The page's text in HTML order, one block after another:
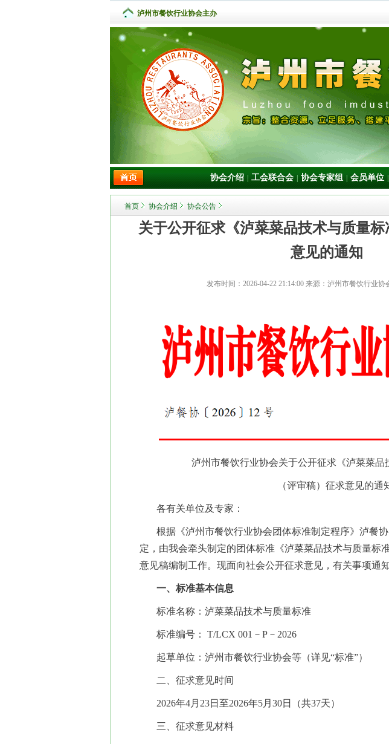
泸州市餐饮行业协会主办
协会介绍 工会联合会 协会专家组 会员单位
首页 协会介绍 协会公告
关于公开征求《泸菜菜品技术与质量
意见的通知
发布时间： 2026-04-22 21:14:00来源：泸州市餐饮行业协
泸州市餐饮行业协会关于公开征求《泸菜菜品
（评审稿）征求意见的通
各有关单位及专家：
根据《泸州市餐饮行业协会团体标准制定程序》泸餐
定，由我会牵头制定的团体标准《泸菜菜品技术与质量标
意见稿编制工作。现面向社会公开征求意见，有关事项通
一、标准基本信息
标准名称：泸菜菜品技术与质量标准
标准编号： T/LCX 001－P－2026
起草单位：泸州市餐饮行业协会等（详见“标准”）
二、征求意见时间
2026年4月23日至2026年5月30日（共37天）
三、征求意见材料